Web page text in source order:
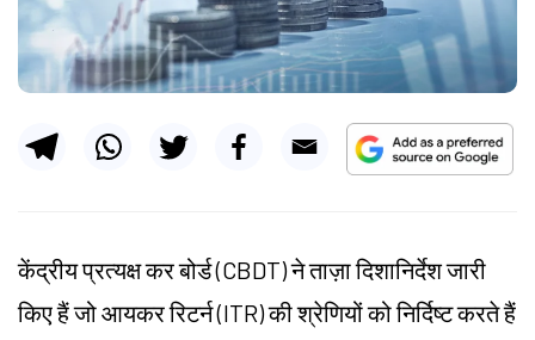
केंद्रीय प्रत्यक्ष कर बोर्ड (CBDT) ने ताज़ा दिशानिर्देश जारी
किए हैं जो आयकर रिटर्न (ITR) की श्रेणियों को निर्दिष्ट करते हैं